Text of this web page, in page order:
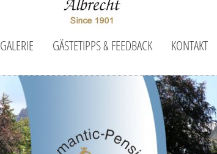
GALERIE GÄSTETIPPS & FEEDBACK KONTAKT